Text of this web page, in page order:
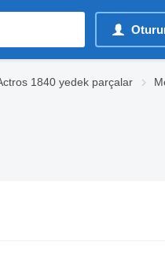
1840 yedek parçalar